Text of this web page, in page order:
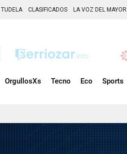
TUDELA CLASIFICADOS LA VOZ DEL MAYOR
OrgullosXs Tecno Eco Sports